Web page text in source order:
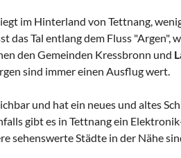
im Hinterland von Tettnang,
das Tal entlang dem Fluss "Argen",
den Gemeinden Kressbronn und
sind immer einen Ausflug wert.
und hat ein neues und altes
gibt es in Tettnang ein
sehenswerte Städte in der Nähe